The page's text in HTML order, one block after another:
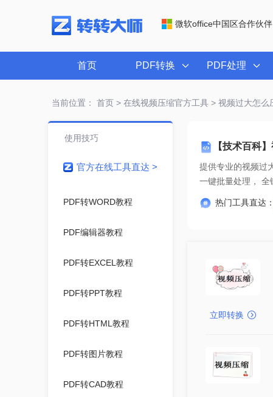
微软office中国区合作伙伴
首页 PDF转换 PDF处理
当前位置： 首页> 在线视频压缩官方工具> 视频过大怎么
【技术百科
提供专业的视频过
一
热门工具直达：
使用技巧
官方在线工具直达 >
PDF转WORD教程
PDF编辑器教程
PDF转EXCEL教程
PDF转PPT教程
PDF转HTML教程
PDF转图片教程
PDF转CAD教程
立即转换